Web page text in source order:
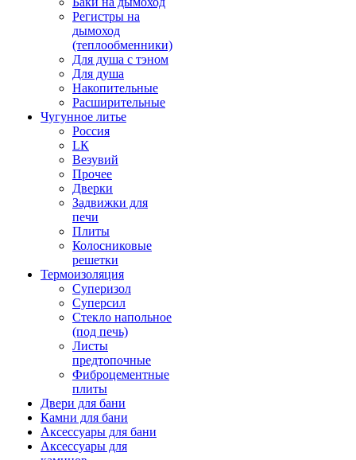
Регистры на
дымоход
(теплообменники)
Для душа с тэном
Для душа
Накопительные
Расширительные
Чугунное литье
Россия
LК
Везувий
Прочее
Дверки
Задвижки для
печи
Плиты
Колосниковые
решетки
Термоизоляция
Суперизол
Суперсил
Стекло напольное
(под печь)
Листы
предтопочные
Фиброцементные
плиты
Двери для бани
Камни для бани
Аксессуары для бани
Аксессуары для